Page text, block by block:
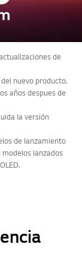
de
nuevo producto.
años despues de
la versión
de lanzamiento
modelos lanzados